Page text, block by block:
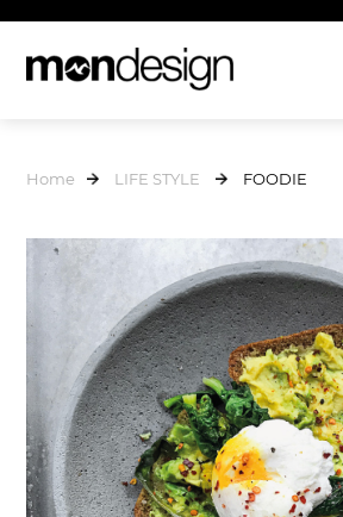
Home LIFE STYLE FOODIE